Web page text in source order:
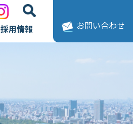
採用情報 お問い合わせ